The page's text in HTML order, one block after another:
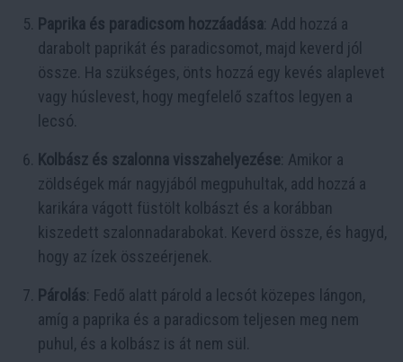
Paprika és paradicsom hozzáadása : Add hozzá a
darabolt paprikát és paradicsomot, majd keverd jól
össze. Ha szükséges, önts hozzá egy kevés alaplevet
vagy húslevest, hogy megfelelő szaftos legyen a
lecsó.
Kolbász és szalonna visszahelyezése : Amikor a
zöldségek már nagyjából megpuhultak, add hozzá a
karikára vágott füstölt kolbászt és a korábban
kiszedett szalonnadarabokat. Keverd össze, és hagyd,
hogy az ízek összeérjenek.
Párolás : Fedő alatt párold a lecsót közepes lángon,
amíg a paprika és a paradicsom teljesen meg nem
puhul, és a kolbász is át nem sül.